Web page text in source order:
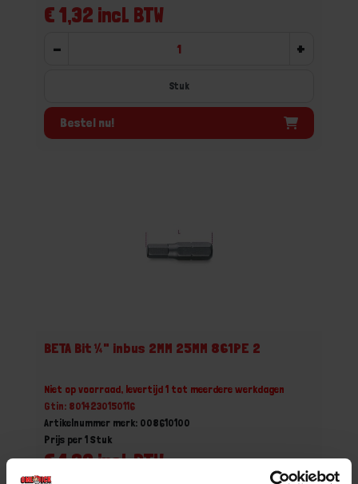
€ 1,32 incl. BTW
- +
Stuk
Bestel nu!
BETA Bit ¼" inbus 2MM 25MM 861PE 2
Niet op voorraad, levertijd 1 tot meerdere werkdagen
Gtin: 8014230150116
Artikelnummer merk: 008610100
€ 1,32 incl. BTW
Prijs per 1 Stuk